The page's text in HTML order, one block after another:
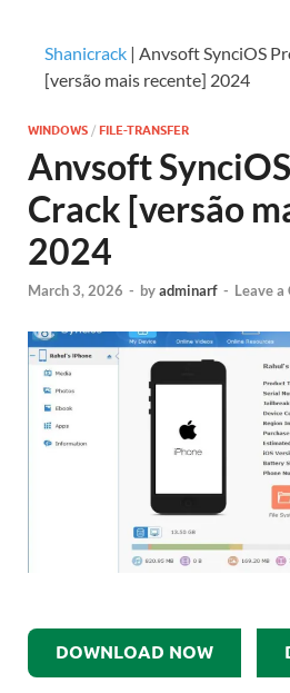
Shanicrack | Anvsoft SynciOS
[versão mais recente] 2024
WINDOWS / FILE-TRANSFER
Anvsoft
Crack [versão
2024
March 3, 2026 - byadminarf - Leave a
DOWNLOAD NOW